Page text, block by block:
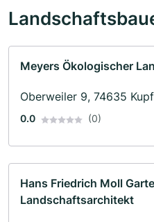
Meyers Ökologischer
Oberweiler 9, 74635
0.0 (0)
Hans Friedrich Moll
Landschaftsarchitekt